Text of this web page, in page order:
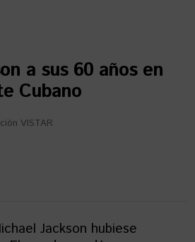
a sus 60 años en
Cubano
VISTAR
Jackson hubiese